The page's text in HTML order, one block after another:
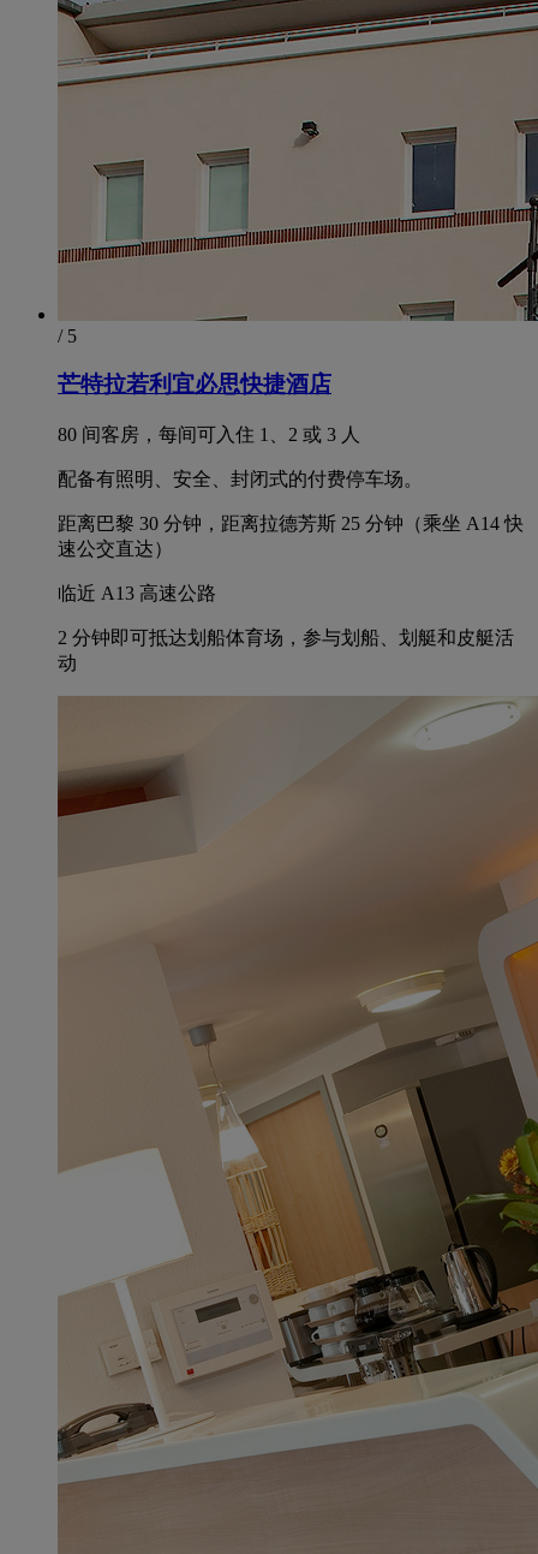
/ 5
芒特拉若利宜必思快捷酒店
80 间客房，每间可入住 1、2 或 3 人
配备有照明、安全、封闭式的付费停车场。
距离巴黎 30 分钟，距离拉德芳斯 25 分钟（乘坐 A14 快
速公交直达）
临近 A13 高速公路
2 分钟即可抵达划船体育场，参与划船、划艇和皮艇活
动